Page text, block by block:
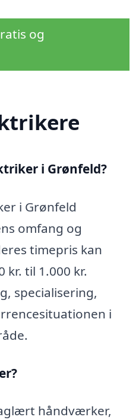
og
i Grønfeld?
i Grønfeld
omfang og
timepris kan
kr. til 1.000 kr.
specialisering,
i
håndværker,